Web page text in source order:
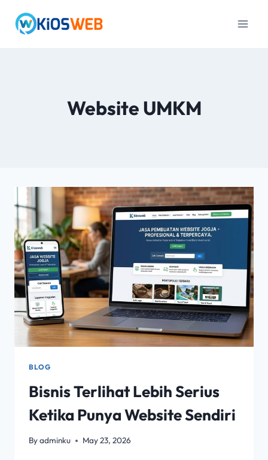
Website UMKM
BLOG
Bisnis Terlihat Lebih Serius
Ketika Punya Website Sendiri
Byadminku May 23, 2026